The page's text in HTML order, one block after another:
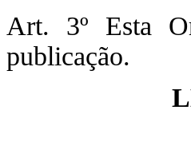
Art. 3º Esta
publicação.